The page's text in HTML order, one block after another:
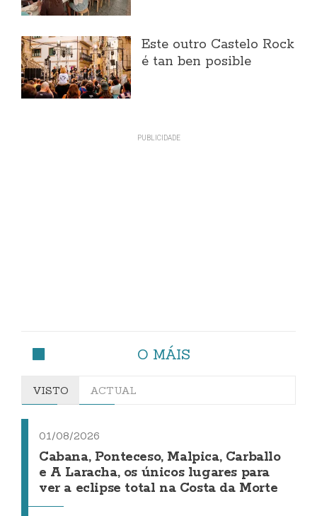
Este outro Castelo Rock
é tan ben posible
O MÁIS
VISTO ACTUAL
01/08/2026
Cabana, Ponteceso, Malpica, Carballo
e A Laracha, os únicos lugares para
ver a eclipse total na Costa da Morte